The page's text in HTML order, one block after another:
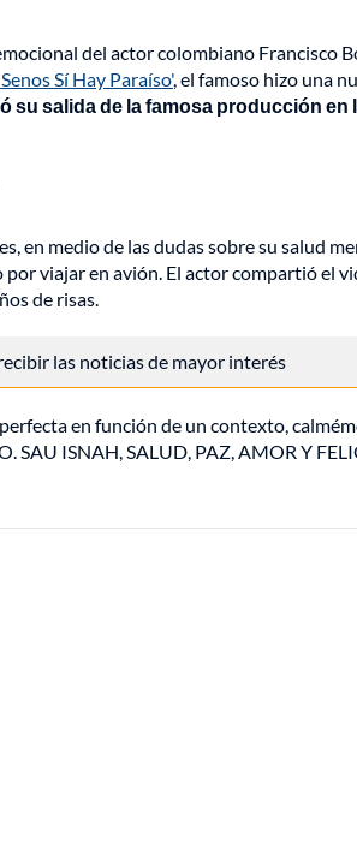
del actor colombiano Francisco
Sí Hay Paraíso', el famoso hizo una
su salida de la famosa producción en
en medio de las dudas sobre su salud
viajar en avión. El actor compartió el
de risas.
las noticias de mayor interés
en función de un contexto,
SAU ISNAH, SALUD, PAZ, AMOR Y